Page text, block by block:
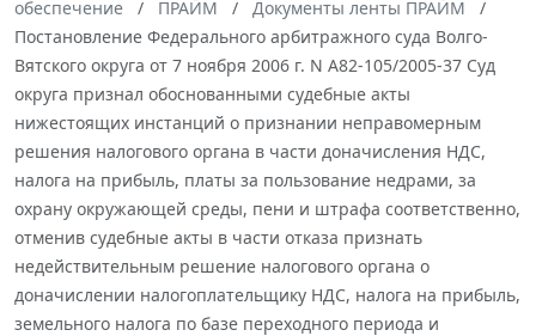
обеспечение
ПРАЙМ
Документы ленты ПРАЙМ
Постановление Федерального арбитражного суда Волго-
Вятского округа от 7 ноября 2006 г. N А82-105/2005-37 Суд
округа признал обоснованными судебные акты
нижестоящих инстанций о признании неправомерным
решения налогового органа в части доначисления НДС,
налога на прибыль, платы за пользование недрами, за
охрану окружающей среды, пени и штрафа соответственно,
отменив судебные акты в части отказа признать
недействительным решение налогового органа о
доначислении налогоплательщику НДС, налога на прибыль,
земельного налога по базе переходного периода и